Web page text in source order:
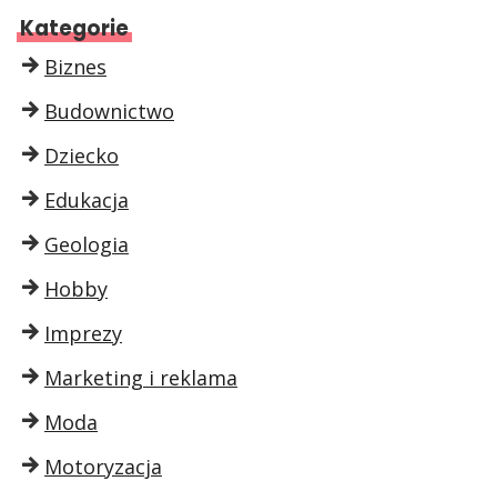
Kategorie
Biznes
Budownictwo
Dziecko
Edukacja
Geologia
Hobby
Imprezy
Marketing i reklama
Moda
Motoryzacja